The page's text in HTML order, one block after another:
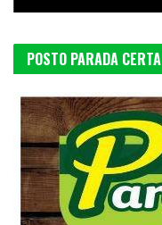
POSTO PARADA CERTA